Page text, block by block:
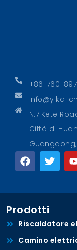
+86-760-
info@yika-
N.7 Kete
Città di
Prodotti
Riscaldatore
Camino